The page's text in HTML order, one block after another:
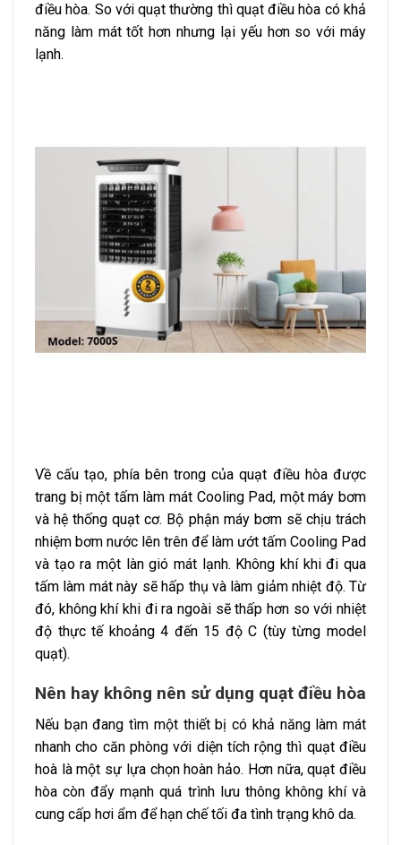
điều hòa. So với quạt thường thì quạt điều hòa có khả
năng làm mát tốt hơn nhưng lại yếu hơn so với máy
lạnh.
Về cấu tạo, phía bên trong của quạt điều hòa được
trang bị một tấm làm mát Cooling Pad, một máy bơm
và hệ thống quạt cơ. Bộ phận máy bơm sẽ chịu trách
nhiệm bơm nước lên trên để làm ướt tấm Cooling Pad
và tạo ra một làn gió mát lạnh. Không khí khi đi qua
tấm làm mát này sẽ hấp thụ và làm giảm nhiệt độ. Từ
đó, không khí khi đi ra ngoài sẽ thấp hơn so với nhiệt
độ thực tế khoảng 4 đến 15 độ C (tùy từng model
quạt).
Nên hay không nên sử dụng quạt điều hòa
Nếu bạn đang tìm một thiết bị có khả năng làm mát
nhanh cho căn phòng với diện tích rộng thì quạt điều
hoà là một sự lựa chọn hoàn hảo. Hơn nữa, quạt điều
hòa còn đẩy mạnh quá trình lưu thông không khí và
cung cấp hơi ẩm để hạn chế tối đa tình trạng khô da.